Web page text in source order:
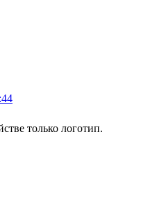
только логотип.